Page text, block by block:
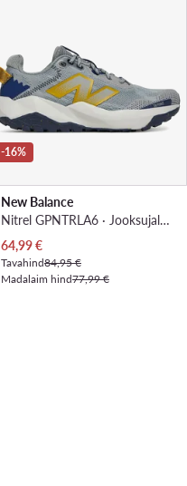
-16%
New Balance
Nitrel GPNTRLA6 · Jooksujalatsid
Praegune hind
64,99€
Tavahind84,95 €
Madalaim hind77,99 €